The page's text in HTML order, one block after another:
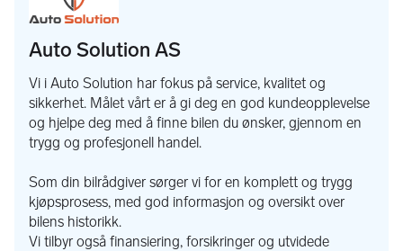
Auto Solution AS
Vi i Auto Solution har fokus på service, kvalitet og
sikkerhet. Målet vårt er å gi deg en god kundeopplevelse
og hjelpe deg med å finne bilen du ønsker, gjennom en
trygg og profesjonell handel.
Som din bilrådgiver sørger vi for en komplett og trygg
kjøpsprosess, med god informasjon og oversikt over
bilens historikk.
Vi tilbyr også finansiering, forsikringer og utvidede